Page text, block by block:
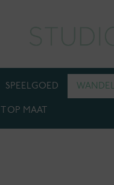
SPEELGOED
OP MAAT